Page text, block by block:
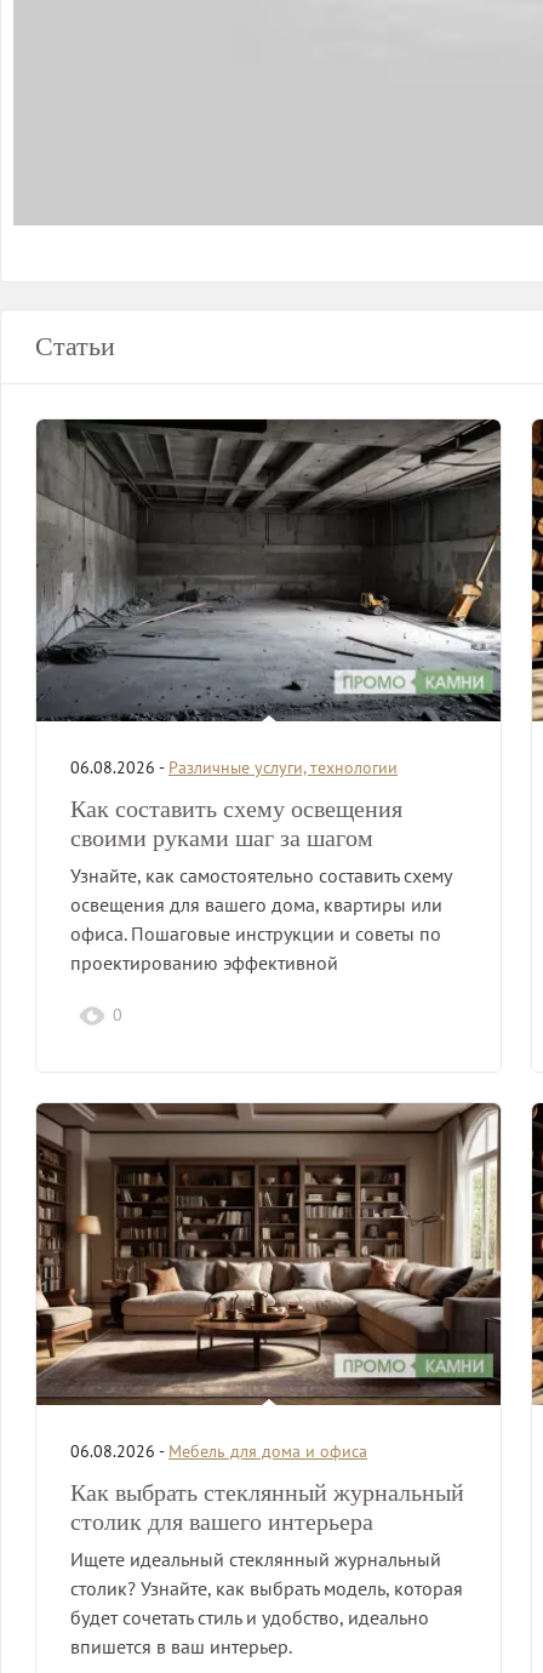
Статьи
06.08.2026 - Различные услуги, технологии
Как составить схему освещения
своими руками шаг за шагом
Узнайте, как самостоятельно составить схему
освещения для вашего дома, квартиры или
офиса. Пошаговые инструкции и советы по
проектированию эффективной
0
06.08.2026 - Мебель для дома и офиса
Как выбрать стеклянный журнальный
столик для вашего интерьера
Ищете идеальный стеклянный журнальный
столик? Узнайте, как выбрать модель, которая
будет сочетать стиль и удобство, идеально
впишется в ваш интерьер.